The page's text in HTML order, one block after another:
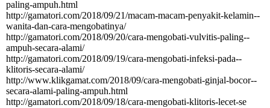
paling-­ampuh.­html
http:­//­gamatori.­com/­2018/­09/­21/­macam-­macam-­penyakit-­kelamin-­
wanita-­dan-­cara-­mengobatinya/­
http:­//­gamatori.­com/­2018/­09/­20/­cara-­mengobati-­vulvitis-­paling-­
ampuh-­secara-­alami/­
http:­//­gamatori.­com/­2018/­09/­19/­cara-­mengobati-­infeksi-­pada-­
klitoris-­secara-­alami/­
http:­//­www.­klikgamat.­com/­2018/­09/­cara-­mengobati-­ginjal-­bocor-­
secara-­alami-­paling-­ampuh.­html
http:­//­gamatori.­com/­2018/­09/­18/­cara-­mengobati-­klitoris-­lecet-­se